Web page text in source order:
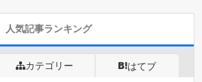
人気記事ランキング
カテゴリー はてブ